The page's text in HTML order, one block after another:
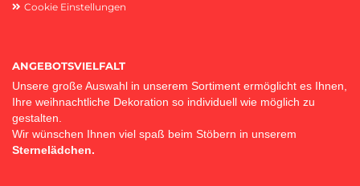
Cookie Einstellungen
ANGEBOTSVIELFALT
Unsere große Auswahl in unserem Sortiment ermöglicht es Ihnen,
Ihre weihnachtliche Dekoration so individuell wie möglich zu
gestalten.
Wir wünschen Ihnen viel spaß beim Stöbern in unserem
Sternelädchen.